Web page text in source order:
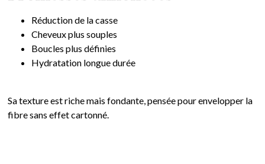
Réduction de la casse
Cheveux plus souples
Boucles plus définies
Hydratation longue durée
Sa texture est riche mais fondante, pensée pour envelopper la
fibre sans effet cartonné.